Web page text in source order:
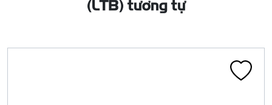
(LTB) tương tự